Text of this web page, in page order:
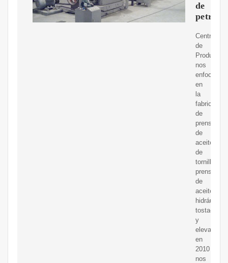
de
Centro
de
Productos
nos
enfocamos
en
la
fabricación
de
prensas
de
aceite
de
tornillo,
prensas
de
aceite
tostadoras
y
en
2010
nos